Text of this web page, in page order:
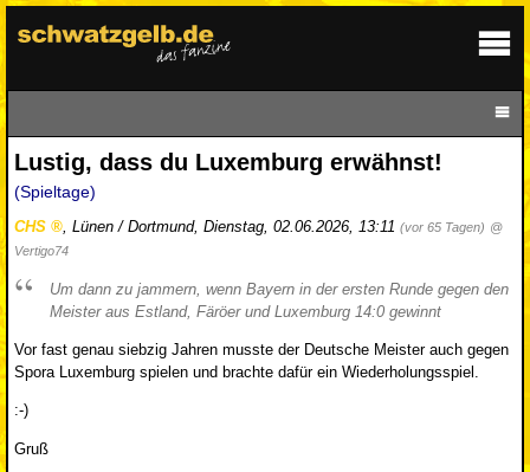
Lustig, dass du Luxemburg erwähnst!
(Spieltage)
CHS , Lünen / Dortmund, Dienstag, 02.06.2026, 13:11 (vor 65 Tagen) @
Vertigo74
Um dann zu jammern, wenn Bayern in der ersten Runde gegen den
Meister aus Estland, Färöer und Luxemburg 14:0 gewinnt
Vor fast genau siebzig Jahren musste der Deutsche Meister auch gegen
Spora Luxemburg spielen und brachte dafür ein Wiederholungsspiel.
:-)
Gruß